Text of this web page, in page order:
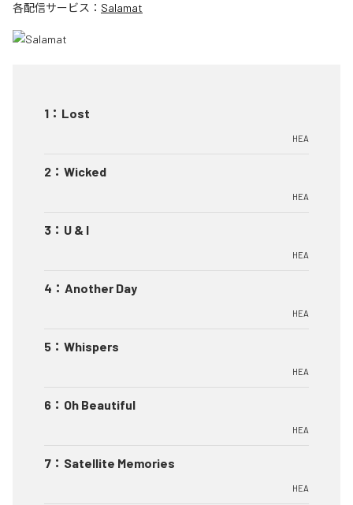
各配信サービス： Salamat
1 ： Lost
HEA
2 ： Wicked
HEA
3 ： U & I
HEA
4 ： Another Day
HEA
5 ： Whispers
HEA
6 ： Oh Beautiful
HEA
7 ： Satellite Memories
HEA